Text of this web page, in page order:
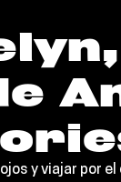
Semana Talento
y viajar por